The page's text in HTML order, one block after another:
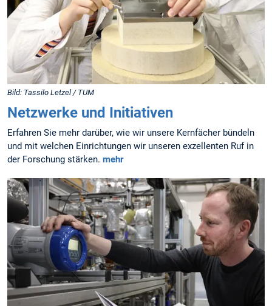
Bild: Tassilo Letzel / TUM
Netzwerke und Initiativen
Erfahren Sie mehr darüber, wie wir unsere Kernfächer bündeln
und mit welchen Einrichtungen wir unseren exzellenten Ruf in
der Forschung stärken. mehr